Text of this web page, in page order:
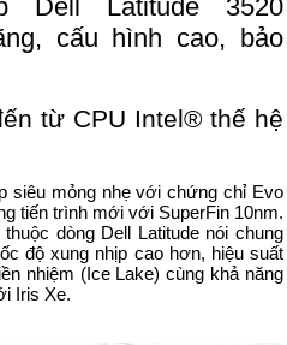
Dell Latitude 3520
cấu hình cao, bảo
từ CPU Intel® thế hệ
siêu mỏng nhẹ với chứng chỉ Evo
tiến trình mới với SuperFin 10nm.
dòng Dell Latitude nói chung
độ xung nhịp cao hơn, hiệu suất
nhiệm (Ice Lake) cùng khả năng
Iris Xe.